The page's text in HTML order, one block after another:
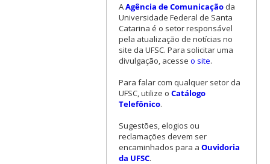
AAgência de Comunicaçãoda
Universidade Federal de Santa
Catarina é o setor responsável
pela atualização de notícias no
site da UFSC. Para solicitar uma
divulgação, acesse o site.
Para falar com qualquer setor da
UFSC, utilize o Catálogo
Telefônico.
Sugestões, elogios ou
reclamações devem ser
encaminhados para a Ouvidoria
da UFSC.